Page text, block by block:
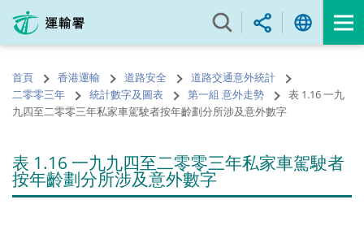
內
的
開
首頁 香港運輸 道路安全
道路交通意外統計
二零零三年
統計數字及圖表 第一組 意外走勢
表 1.16 一九
九四至二零零三年私家車駕駛者按年齡劃分所涉及意外數字
表 1.16 一九九四至二零零三年私家車駕駛者
按年齡劃分所涉及意外數字